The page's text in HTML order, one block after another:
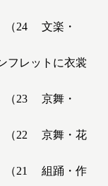
（24 文楽・
フレットに衣裳
（23 京舞・
（22 京舞・花
（21 組踊・作